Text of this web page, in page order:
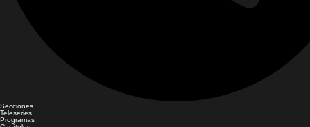
Secciones
Teleseries
Programas